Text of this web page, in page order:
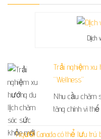
Dịch
Trải nghiệm xu
“Wellness”
Nhu cầu chăm
tăng chính vì
Người Canada có thể lưu trú